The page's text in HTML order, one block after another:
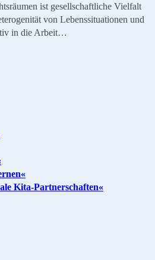
ist gesellschaftliche Vielfalt
von Lebenssituationen und
in die Arbeit…
Kita-Partnerschaften«